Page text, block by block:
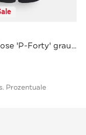
Wollmix-Hose 'P-Forty' graublau
Prozentuale